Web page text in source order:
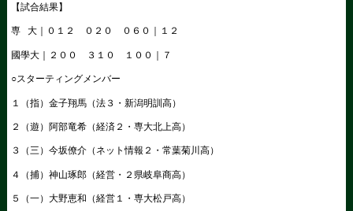
【試合結果】
専 大｜０１２ ０２０ ０６０｜１２
國學大｜２００ ３１０ １００｜７
○スターティングメンバー
１（指）金子翔馬（法３・新潟明訓高）
２（遊）阿部竜希（経済２・専大北上高）
３（三）今坂僚介（ネット情報２・常葉菊川高）
４（捕）神山琢郎（経営・２県岐阜商高）
５（一）大野恵和（経営１・専大松戸高）